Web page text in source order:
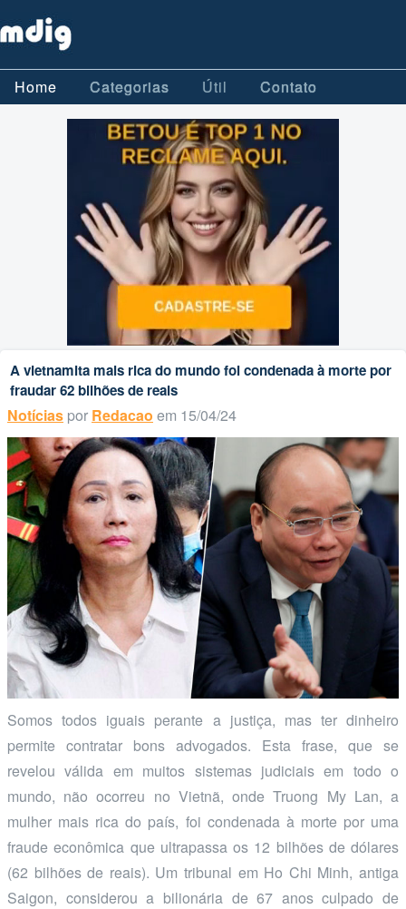
Home Categorias Útil Contato
A vietnamita mais rica do mundo foi condenada à morte por
fraudar 62 bilhões de reais
Notícias por Redacao em 15/04/24
Somos todos iguais perante a justiça, mas ter dinheiro
permite contratar bons advogados. Esta frase, que se
revelou válida em muitos sistemas judiciais em todo o
mundo, não ocorreu no Vietnã, onde Truong My Lan, a
mulher mais rica do país, foi condenada à morte por uma
fraude econômica que ultrapassa os 12 bilhões de dólares
(62 bilhões de reais). Um tribunal em Ho Chi Minh, antiga
Saigon, considerou a bilionária de 67 anos culpado de